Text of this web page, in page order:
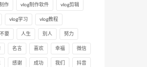
作 vlog制作软件 vlog剪辑
vlog学习 vlog教程
不要 人生 别人 努力
名言 喜欢 幸福 微信
感谢 成功 我们 抖音